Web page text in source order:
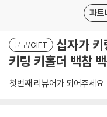
파트
문구/GIFT
십자가
키링 키홀더 백참
첫번째 리뷰어가 되어주세요